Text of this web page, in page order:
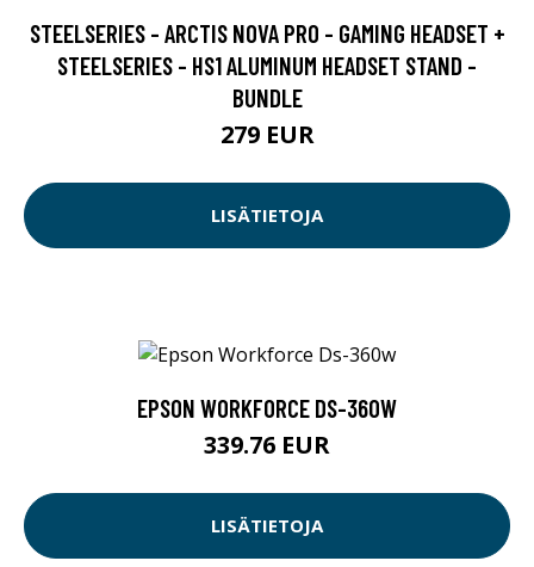
STEELSERIES - ARCTIS NOVA PRO - GAMING HEADSET +
STEELSERIES - HS1 ALUMINUM HEADSET STAND -
BUNDLE
279 EUR
LISÄTIETOJA
EPSON WORKFORCE DS-360W
339.76 EUR
LISÄTIETOJA